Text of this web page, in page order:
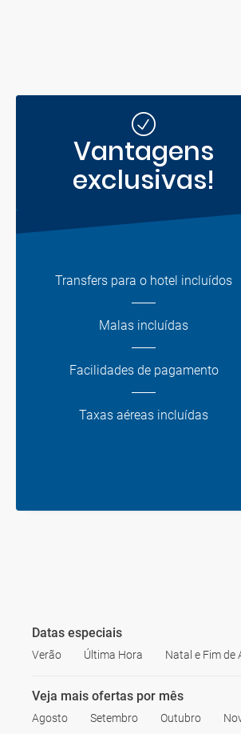
Vantagens
exclusivas!
Transfers para o hotel incluídos
Malas incluídas
Facilidades de pagamento
Taxas aéreas incluídas
Datas especiais
Verão Última Hora Natal e Fim de
Veja mais ofertas por mês
Agosto Setembro Outubro